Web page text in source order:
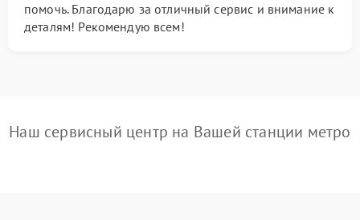
помочь. Благодарю за отличный сервис и внимание к
деталям! Рекомендую всем!
Наш сервисный центр на Вашей станции метро